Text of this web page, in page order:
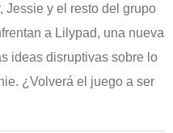
Jessie y el resto del grupo
a Lilypad, una nueva
ideas disruptivas sobre lo
¿Volverá el juego a ser